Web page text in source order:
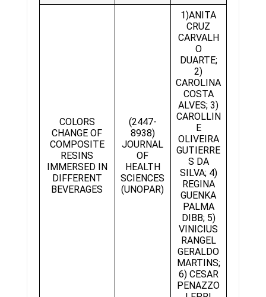
COLORS
CHANGE OF
COMPOSITE
RESINS
IMMERSED IN
DIFFERENT
BEVERAGES
(2447-
8938)
JOURNAL
OF
HEALTH
SCIENCES
(UNOPAR)
1)ANITA
CRUZ
CARVALH
O
DUARTE;
2)
CAROLINA
COSTA
ALVES; 3)
CAROLLIN
E
OLIVEIRA
GUTIERRE
S DA
SILVA; 4)
REGINA
GUENKA
PALMA
DIBB; 5)
VINICIUS
RANGEL
GERALDO
MARTINS;
6) CESAR
PENAZZO